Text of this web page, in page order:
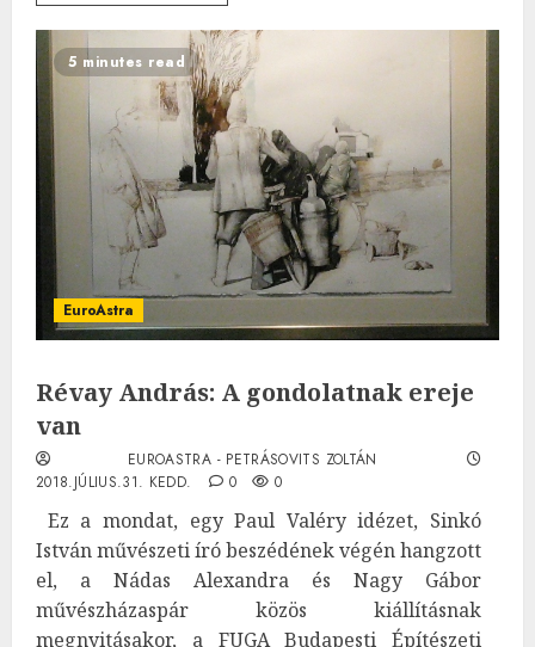
5 minutes read
EuroAstra
Révay András: A gondolatnak ereje
van
EUROASTRA - PETRÁSOVITS ZOLTÁN
2018.JÚLIUS.31. KEDD.
0 0
Ez a mondat, egy Paul Valéry idézet, Sinkó
István művészeti író beszédének végén hangzott
el, a Nádas Alexandra és Nagy Gábor
művészházaspár közös kiállításnak
megnyitásakor, a FUGA Budapesti Építészeti